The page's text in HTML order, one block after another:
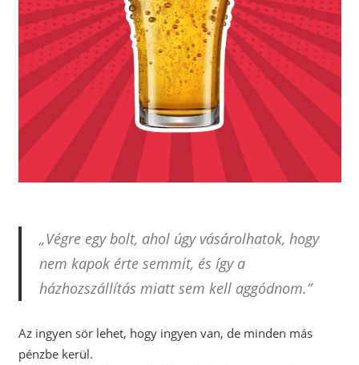
„Végre egy bolt, ahol úgy vásárolhatok, hogy
nem kapok érte semmit, és így a
házhozszállítás miatt sem kell aggódnom.”
Az ingyen sör lehet, hogy ingyen van, de minden más
pénzbe kerül.